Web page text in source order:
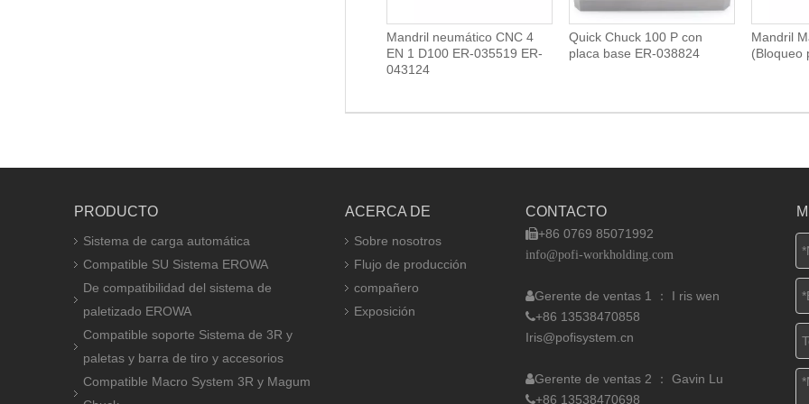
Mandril neumático CNC 4
EN 1 D100 ER-035519 ER-
043124
Quick Chuck 100 P con
placa base ER-038824
Mandril
(Bloqueo
PRODUCTO
Sistema de carga automática
Compatible SU Sistema EROWA
De compatibilidad del sistema de
paletizado EROWA
Compatible soporte Sistema de 3R y
paletas y barra de tiro y accesorios
Compatible Macro System 3R y Magum
ACERCA DE
Sobre nosotros
Flujo de producción
compañero
Exposición
CONTACTO
+86 0769 85071992
info@pofi-workholding.com
Gerente de ventas 1 ： I ris wen
+86 13538470858
Iris@pofisystem.cn
Gerente de ventas 2 ： Gavin Lu
+86 13538470698